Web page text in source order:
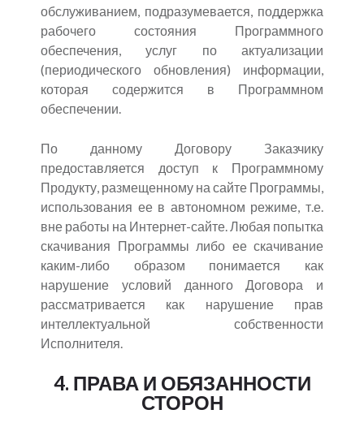
обслуживанием, подразумевается, поддержка
рабочего состояния Программного
обеспечения, услуг по актуализации
(периодического обновления) информации,
которая содержится в Программном
обеспечении.
По данному Договору Заказчику
предоставляется доступ к Программному
Продукту, размещенному на сайте Программы,
использования ее в автономном режиме, т.е.
вне работы на Интернет-сайте. Любая попытка
скачивания Программы либо ее скачивание
каким-либо образом понимается как
нарушение условий данного Договора и
рассматривается как нарушение прав
интеллектуальной собственности
Исполнителя.
4. ПРАВА И ОБЯЗАННОСТИ
СТОРОН